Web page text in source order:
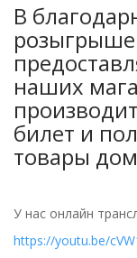
В
розыгрыше
наших
билет и
товары
У нас онлайн
https://youtu.be/